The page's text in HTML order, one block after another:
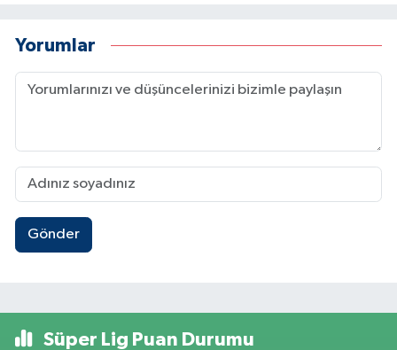
Yorumlar
Gönder
Süper Lig Puan Durumu